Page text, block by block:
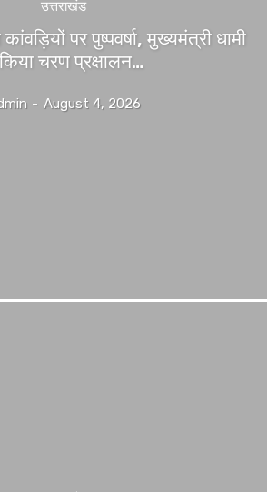
उत्तराखंड
कांवड़ियों पर पुष्पवर्षा, मुख्यमंत्री धामी
चरण प्रक्षालन…
- August 4, 2026